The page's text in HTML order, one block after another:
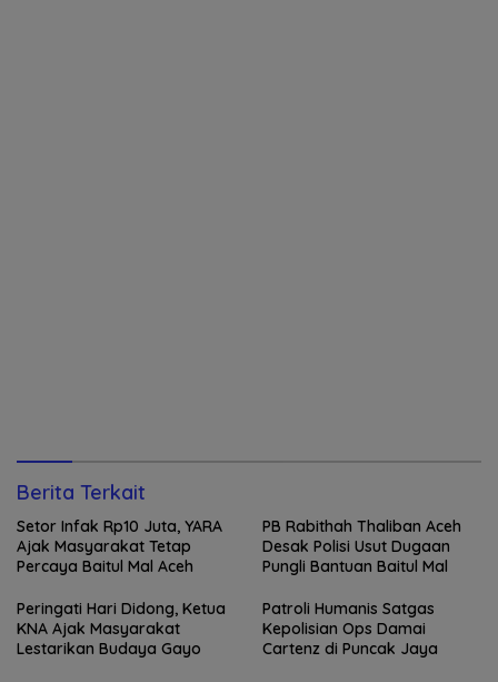
Berita Terkait
Setor Infak Rp10 Juta, YARA
Ajak Masyarakat Tetap
Percaya Baitul Mal Aceh
PB Rabithah Thaliban Aceh
Desak Polisi Usut Dugaan
Pungli Bantuan Baitul Mal
Peringati Hari Didong, Ketua
KNA Ajak Masyarakat
Lestarikan Budaya Gayo
Patroli Humanis Satgas
Kepolisian Ops Damai
Cartenz di Puncak Jaya